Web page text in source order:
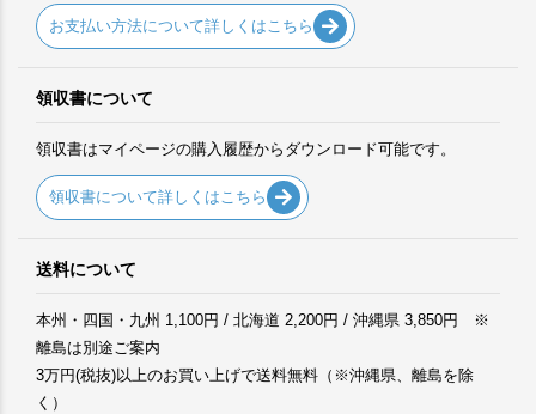
お支払い方法について詳しくはこちら
領収書について
領収書はマイページの購入履歴からダウンロード可能です。
領収書について詳しくはこちら
送料について
本州・四国・九州 1,100円 / 北海道 2,200円 / 沖縄県 3,850円 ※
離島は別途ご案内
3万円(税抜)以上のお買い上げで送料無料（※沖縄県、離島を除
く）